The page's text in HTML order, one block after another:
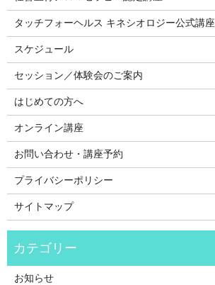
タッチフォーヘルス キネシオロジー公式講座
スケジュール
セッション／体験会のご案内
はじめての方へ
オンライン講座
お問い合わせ・講座予約
プライバシーポリシー
サイトマップ
お知らせ